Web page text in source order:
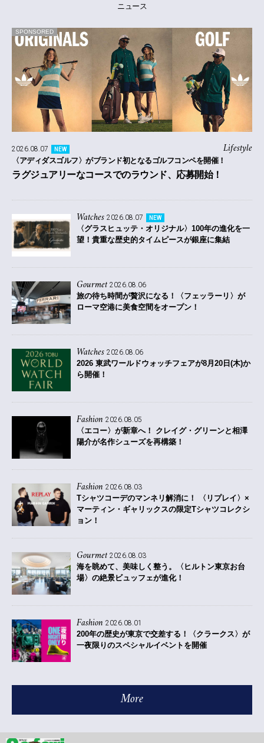
ニュース
SPONSORED
Lifestyle
2026.08.07 NEW
〈アディダスゴルフ〉がブランド初となるゴルフコンペを開催！
ラグジュアリーなコースでのラウンド、応募開始！
Watches 2026.08.07 NEW
〈グラスヒュッテ・オリジナル〉100年の進化を一
望！貴重な歴史的タイムピースが銀座に集結
Gourmet 2026.08.06
旅の待ち時間が贅沢になる！〈フェッラーリ〉が
ローマ空港に美食空間をオープン！
Watches 2026.08.06
2026 東武ワールドウォッチフェアが8月20日(木)か
ら開催！
Fashion 2026.08.05
〈エコー〉が新章へ！ クレイグ・グリーンと相澤
陽介が名作シューズを再構築！
Fashion 2026.08.03
Tシャツコーデのマンネリ解消に！ 〈リプレイ〉×
マーティン・ギャリックスの限定Tシャツコレクシ
ョン！
Gourmet 2026.08.03
海を眺めて、美味しく整う。〈ヒルトン東京お台
場〉の絶景ビュッフェが進化！
Fashion 2026.08.01
200年の歴史が東京で交差する！〈クラークス〉が
一夜限りのスペシャルイベントを開催
More